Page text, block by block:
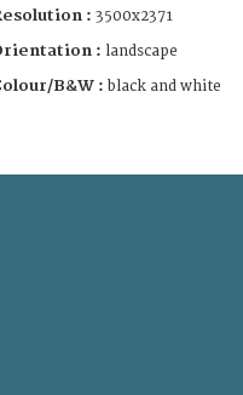
: 3500x2371
: landscape
B&W : black and white